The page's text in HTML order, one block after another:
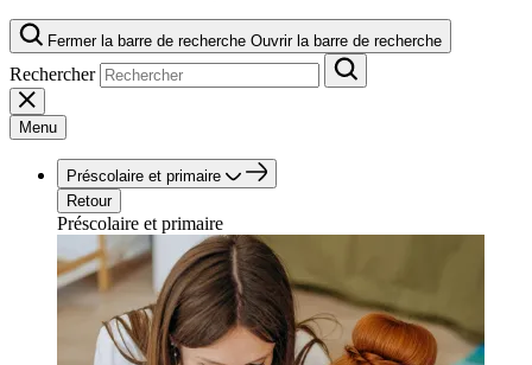
Fermer la barre de recherche Ouvrir la barre de recherche
Rechercher
Menu
Préscolaire et primaire
Retour
Préscolaire et primaire